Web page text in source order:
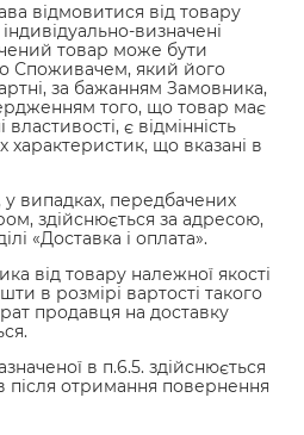
відмовитися від товару
визначені
товар може бути
Споживачем, який його
за бажанням Замовника,
того, що товар має
є відмінність
характеристик, що вказані в
випадках, передбачених
здійснюється за адресою,
«Доставка і оплата».
від товару належної якості
в розмірі вартості такого
продавця на доставку
в п.6.5. здійснюється
після отримання повернення